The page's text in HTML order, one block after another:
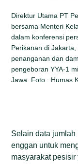
Direktur Utama PT
bersama Menteri
dalam konferensi
Perikanan di
penanganan dan
pengeboran YYA-1
Jawa. Foto : Humas
Selain data jumlah
enggan untuk
masyarakat